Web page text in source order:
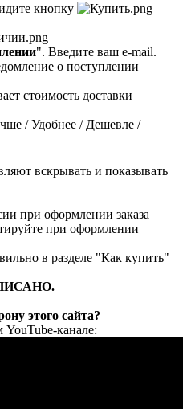
кнопку
". Введите ваш e-mail.
о поступлении
стоимость доставки
/ Удобнее / Дешевле /
вскрывать и показывать
при оформлении заказа
при оформлении
в разделе "Как купить"
этого сайта?
канале: